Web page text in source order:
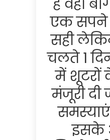
है वही
एक सपने
सही
चलते 1
में शूटरों
मंजूरी
इसके